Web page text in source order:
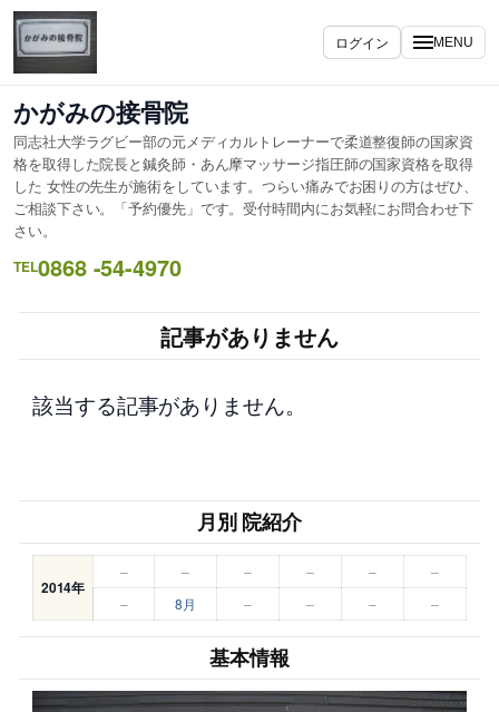
内
容
を
キ
ッ
プ
ログイン MENU
かがみの接骨院
同志社大学ラグビー部の元メディカルトレーナーで柔道整復師の国家資
格を取得した院長と鍼灸師・あん摩マッサージ指圧師の国家資格を取得
した 女性の先生が施術をしています。つらい痛みでお困りの方はぜひ、
ご相談下さい。「予約優先」です。受付時間内にお気軽にお問合わせ下
さい。
TEL0868 -54-4970
記事がありません
該当する記事がありません。
月別 院紹介
2014年
– – – – –
–
–
8月 – – – –
基本情報